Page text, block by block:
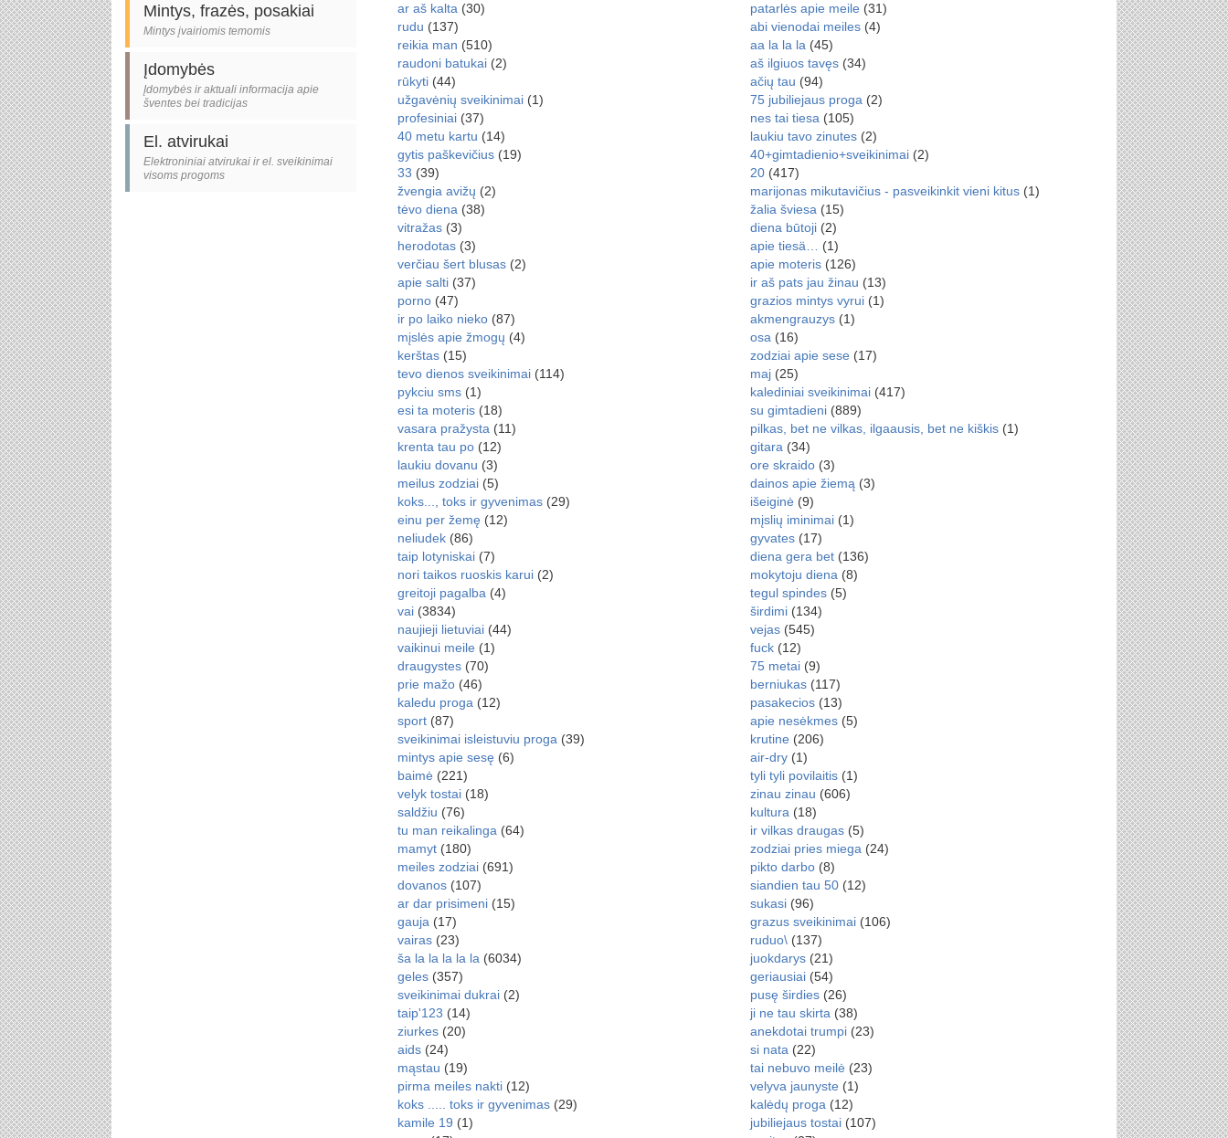
Mintys, frazės, posakiai
Mintys įvairiomis temomis
Įdomybės
Įdomybės ir aktuali informacija apie
šventes bei tradicijas
El. atvirukai
Elektroniniai atvirukai ir el. sveikinimai
visoms progoms
ar aš kalta (30) patarlės apie meile (31)
rudu (137) abi vienodai meiles(4)
reikia man (510) aa la la la (45)
raudoni batukai(2) aš ilgiuos tavęs(34)
rūkyti(44) ačių tau (94)
užgavėnių sveikinimai(1) 75 jubiliejaus proga (2)
profesiniai(37) nes tai tiesa (105)
40 metu kartu (14) laukiu tavo zinutes(2)
gytis paškevičius(19) 40+gimtadienio+sveikinimai(2)
33 (39) 20(417)
žvengia avižų (2) marijonas mikutavičius - pasveikinkit vieni kitus(1)
tėvo diena (38) žalia šviesa (15)
vitražas(3) diena būtoji(2)
herodotas(3) apie tiesä…
(1)
verčiau šert blusas(2) apie moteris(126)
apie salti(37) ir aš pats jau žinau (13)
porno(47) grazios mintys vyrui(1)
ir po laiko nieko(87) akmengrauzys(1)
mįslės apie žmogų (4) osa (16)
kerštas(15) zodziai apie sese (17)
tevo dienos sveikinimai(114) maj(25)
pykciu sms(1) kalediniai sveikinimai(417)
esi ta moteris(18) su gimtadieni(889)
vasara pražysta (11) pilkas, bet ne vilkas, ilgaausis, bet ne kiškis(1)
krenta tau po(12) gitara (34)
laukiu dovanu (3) ore skraido(3)
meilus zodziai(5) dainos apie žiemą (3)
koks..., toks ir gyvenimas(29) išeiginė (9)
einu per žemę (12) mįslių iminimai(1)
neliudek(86) gyvates(17)
taip lotyniskai(7) diena gera bet(136)
nori taikos ruoskis karui(2) mokytoju diena (8)
greitoji pagalba (4) tegul spindes(5)
vai(3834) širdimi(134)
naujieji lietuviai(44) vejas(545)
vaikinui meile (1) fuck(12)
draugystes(70) 75 metai(9)
prie mažo(46) berniukas(117)
kaledu proga (12) pasakecios(13)
sport(87) apie nesėkmes(5)
sveikinimai isleistuviu proga (39) krutine (206)
mintys apie sesę (6) air-dry(1)
baimė (221) tyli tyli povilaitis(1)
velyk tostai(18) zinau zinau (606)
saldžiu (76) kultura (18)
tu man reikalinga (64) ir vilkas draugas(5)
mamyt(180) zodziai pries miega (24)
meiles zodziai(691) pikto darbo(8)
dovanos(107) siandien tau 50(12)
ar dar prisimeni(15) sukasi(96)
gauja (17) grazus sveikinimai(106)
vairas(23) ruduo\(137)
ša la la la la la (6034) juokdarys(21)
geles(357) geriausiai(54)
sveikinimai dukrai(2) pusę širdies(26)
taip'123 (14) ji ne tau skirta (38)
ziurkes(20) anekdotai trumpi(23)
aids(24) si nata (22)
mąstau (19) tai nebuvo meilė (23)
pirma meiles nakti(12) velyva jaunyste (1)
koks ..... toks ir gyvenimas(29) kalėdų proga (12)
kamile 19 (1) jubiliejaus tostai(107)